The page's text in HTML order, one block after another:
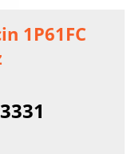
1P61FC